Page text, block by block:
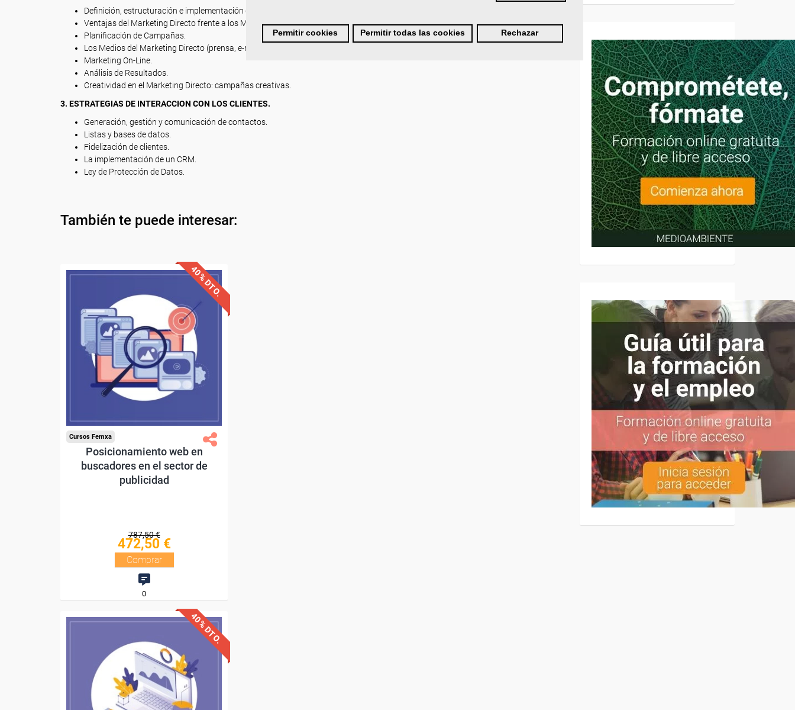
Permitir cookies Permitir todas las cookies Rechazar
Definición, estructuración e implementación del Plan de Marketing Directo.
Ventajas del Marketing Directo frente a los Medios Masivos.
Planificación de Campañas.
Los Medios del Marketing Directo (prensa, e-mailings, buzoneo mobile marketing, etc.)
Marketing On-Line.
Análisis de Resultados.
Creatividad en el Marketing Directo: campañas creativas.
3. ESTRATEGIAS DE INTERACCION CON LOS CLIENTES.
Generación, gestión y comunicación de contactos.
Listas y bases de datos.
Fidelización de clientes.
La implementación de un CRM.
Ley de Protección de Datos.
También te puede interesar:
Descuentos especiales
Sin requisitos de acceso
Diploma.
Compra segura
40% DTO.
Cursos Femxa
Posicionamiento web en
buscadores en el sector de
publicidad
787,50 €
472,50 €
Comprar
0
Descuentos especiales
Sin requisitos de acceso
40% DTO.